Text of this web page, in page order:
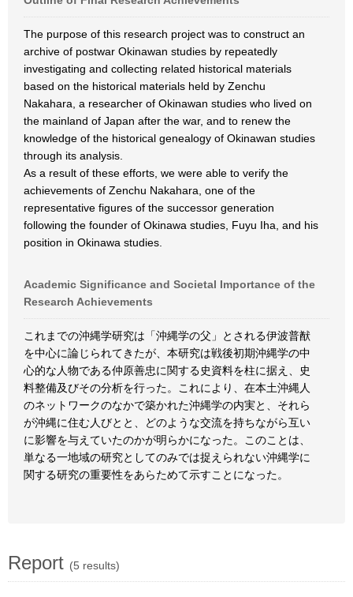
The purpose of this research project was to construct an
archive of postwar Okinawan studies by repeatedly
investigating and collecting related historical materials
based on the historical materials held by Zenchu
Nakahara, a researcher of Okinawan studies who lived on
the mainland of Japan after the war, and to renew the
knowledge of the historical genealogy of Okinawan studies
through its analysis.
As a result of these efforts, we were able to verify the
achievements of Zenchu Nakahara, one of the
representative figures of the successor generation
following the founder of Okinawa studies, Fuyu Iha, and his
position in Okinawa studies.
Academic Significance and Societal Importance of the
Research Achievements
これまでの沖縄学研究は「沖縄学の父」とされる伊波普猷
を中心に論じられてきたが、本研究は戦後初期沖縄学の中
心的な人物である仲原善忠に関する史資料を柱に据え、史
料整備及びその分析を行った。これにより、在本土沖縄人
のネットワークのなかで築かれた沖縄学の内実と、それら
が沖縄に住む人びとと、どのような交流を持ちながら互い
に影響を与えていたのかが明らかになった。このことは、
単なる一地域の研究としてのみでは捉えられない沖縄学に
関する研究の重要性をあらためて示すことになった。
Report (5 results)